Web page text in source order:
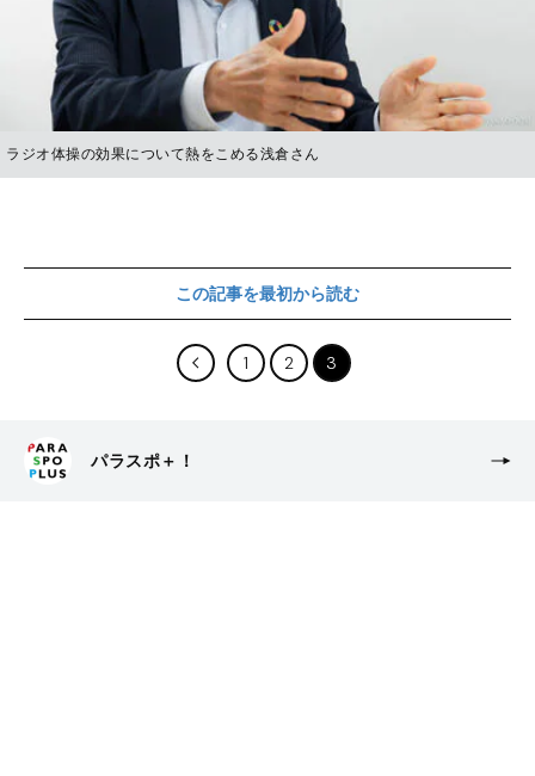
ラジオ体操の効果について熱をこめる浅倉さん
この記事を最初から読む
1 2 3
パラスポ＋！